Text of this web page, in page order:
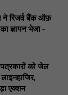
पर बढ़ेगा
ही ग्रामीणों में
जी का जन्मदिन
ने रिजर्व बैंक ऑफ़
ज्ञापन भेजा -
को जेल
एक्शन